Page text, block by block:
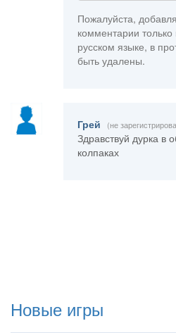
Пожалуйста,
комментарии только
русском языке, в
быть удалены.
Грей (не
Здравствуй дурка в
колпаках
Новые игры